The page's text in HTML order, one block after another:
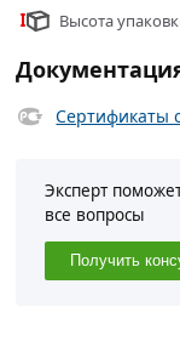
Высота
Сертификаты
Эксперт
все вопросы
Получить